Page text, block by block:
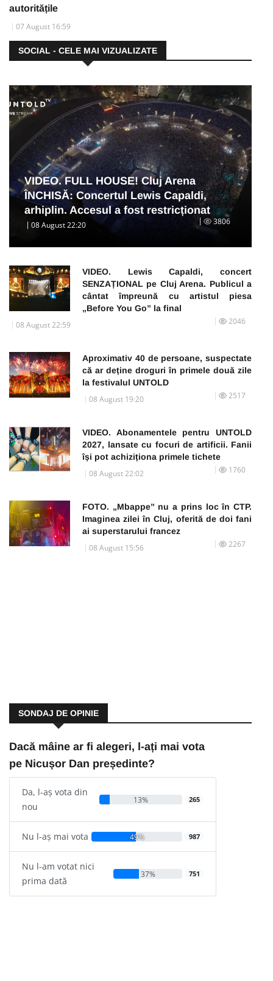
autoritățile
07 August 16:59
SOCIAL - CELE MAI VIZUALIZATE
VIDEO. FULL HOUSE! Cluj Arena
ÎNCHISĂ: Concertul Lewis Capaldi,
arhiplin. Accesul a fost restricționat
08 August 22:20 3806
VIDEO. Lewis Capaldi, concert
SENZAȚIONAL pe Cluj Arena. Publicul a
cântat împreună cu artistul piesa
„Before You Go” la final
08 August 22:59 2046
Aproximativ 40 de persoane, suspectate
că ar deține droguri în primele două zile
la festivalul UNTOLD
08 August 19:20 2517
VIDEO. Abonamentele pentru UNTOLD
2027, lansate cu focuri de artificii. Fanii
își pot achiziționa primele tichete
08 August 22:02 1760
FOTO. „Mbappe” nu a prins loc în CTP.
Imaginea zilei în Cluj, oferită de doi fani
ai superstarului francez
08 August 15:56 2267
SONDAJ DE OPINIE
Dacă mâine ar fi alegeri, l-ați mai vota
pe Nicușor Dan președinte?
Da, l-aș vota din
nou
13% 265
Nu l-aș mai vota 49% 987
Nu l-am votat nici
prima dată
37% 751